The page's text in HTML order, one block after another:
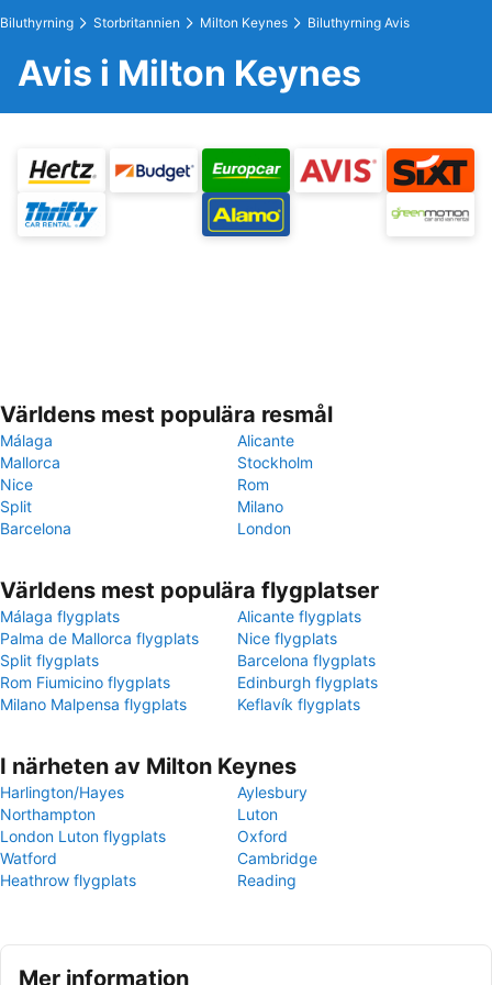
Biluthyrning Storbritannien Milton Keynes Biluthyrning Avis
Avis i Milton Keynes
Världens mest populära resmål
Málaga
Alicante
Mallorca
Stockholm
Nice
Rom
Split
Milano
Barcelona
London
Världens mest populära flygplatser
Málaga flygplats
Alicante flygplats
Palma de Mallorca flygplats
Nice flygplats
Split flygplats
Barcelona flygplats
Rom Fiumicino flygplats
Edinburgh flygplats
Milano Malpensa flygplats
Keflavík flygplats
I närheten av Milton Keynes
Harlington/Hayes
Aylesbury
Northampton
Luton
London Luton flygplats
Oxford
Watford
Cambridge
Heathrow flygplats
Reading
Mer information